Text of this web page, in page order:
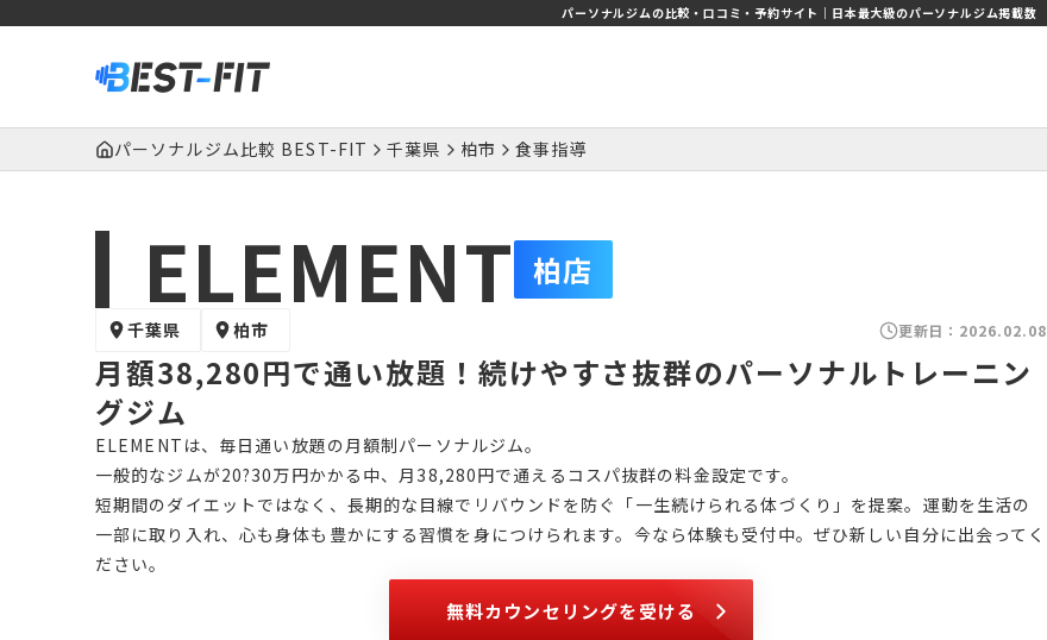
パーソナルジムの比較・口コミ・予約サイト｜日本最大級のパーソナルジム掲載数
パーソナルジム比較 BEST-FIT 千葉県 柏市 食事指導
ELEMENT 柏店
千葉県 柏市 更新日： 2026.02.08
月額38,280円で通い放題！続けやすさ抜群のパーソナルトレーニン
グジム
ELEMENTは、毎日通い放題の月額制パーソナルジム。
一般的なジムが20?30万円かかる中、月38,280円で通えるコスパ抜群の料金設定です。
短期間のダイエットではなく、長期的な目線でリバウンドを防ぐ「一生続けられる体づくり」を提案。運動を生活の
一部に取り入れ、心も身体も豊かにする習慣を身につけられます。今なら体験も受付中。ぜひ新しい自分に出会ってく
ださい。
無料カウンセリングを受ける